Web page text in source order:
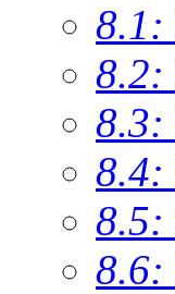
8.1:
8.2:
8.3:
8.4:
8.5:
8.6: